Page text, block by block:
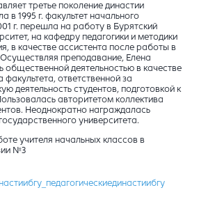
третье поколение династии
в 1995 г. факультет начального
г. перешла на работу в Бурятский
на кафедру педагогики и методики
в качестве ассистента после работы в
преподавание, Елена
деятельностью в качестве
ответственной за
деятельность студентов, подготовкой к
авторитетом коллектива
Неоднократно награждалась
университета.
учителя начальных классов в
№3